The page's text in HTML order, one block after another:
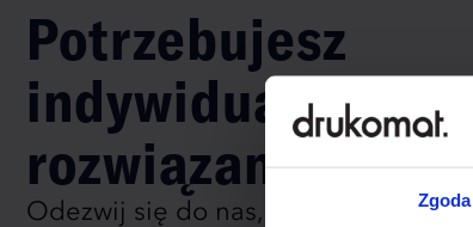
Zgoda
Potrzebujesz
indywidualnego
rozwiązania?
Odezwij się do nas, aby omówić